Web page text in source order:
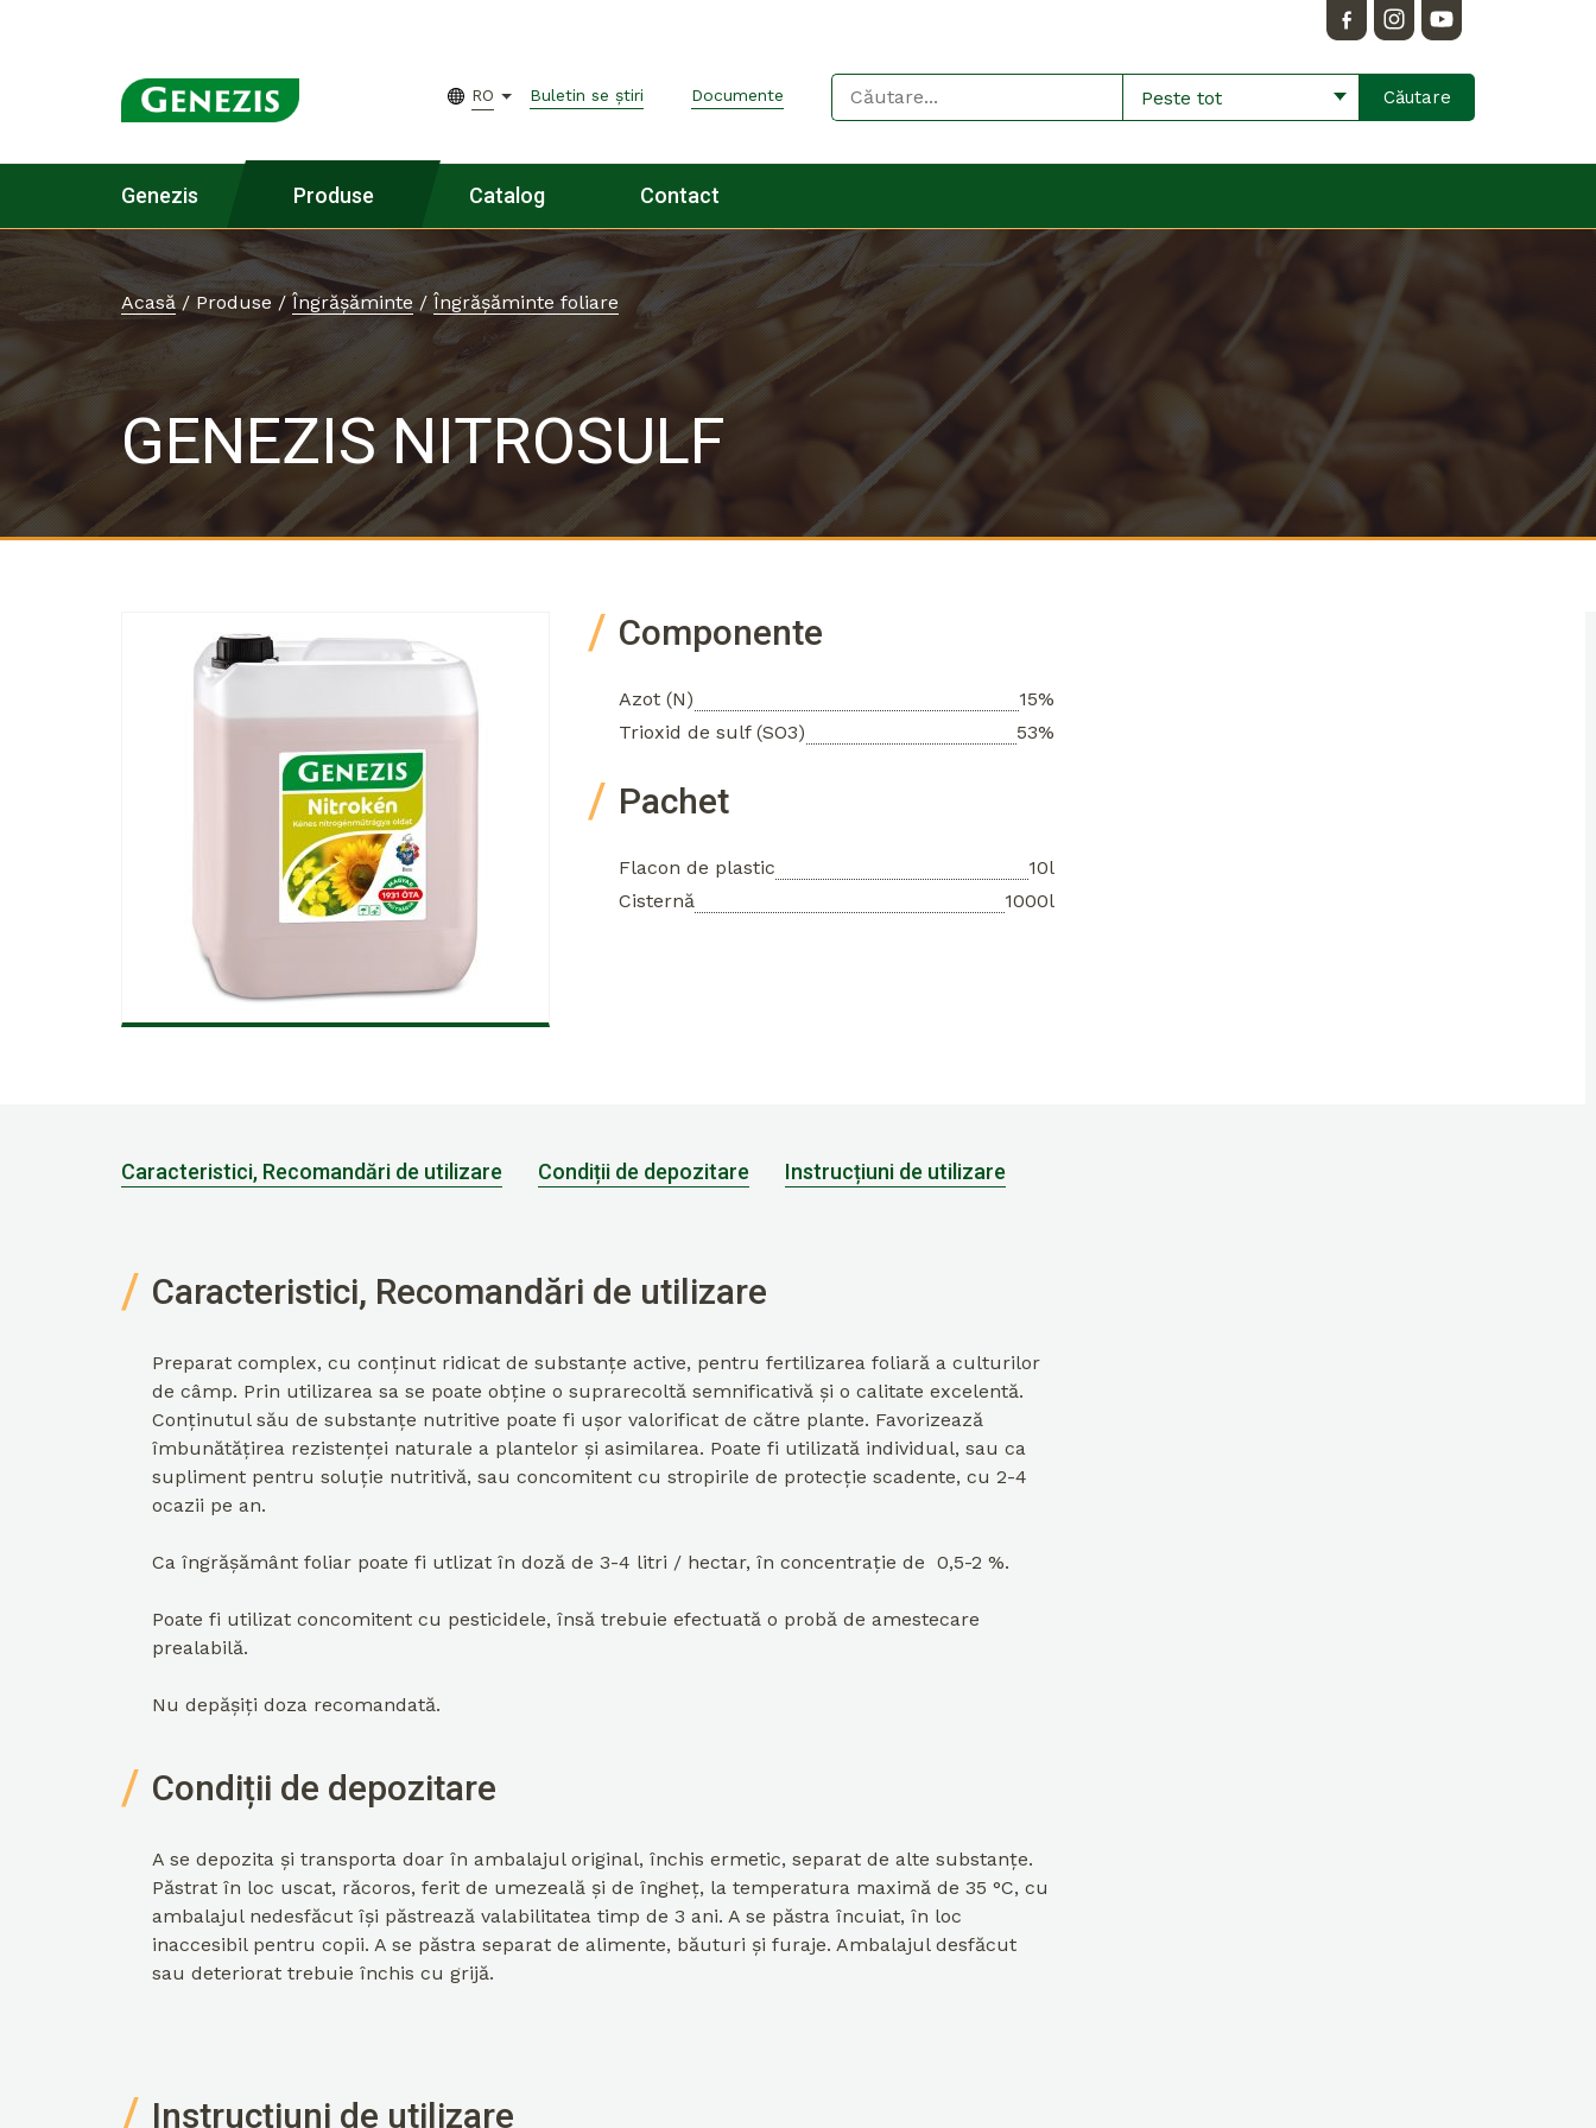
RO Buletin se știri Documente Peste tot
Genezis Produse Catalog Contact
Acasă/ Produse/Îngrășăminte / Îngrășăminte foliare
GENEZIS NITROSULF
Componente
Azot (N)
15%
Trioxid de sulf (SO3)
53%
Pachet
Flacon de plastic
10l
Cisternă
1000l
Caracteristici, Recomandări de utilizare Condiții de depozitare Instrucțiuni de utilizare
Caracteristici, Recomandări de utilizare
Preparat complex, cu conținut ridicat de substanțe active, pentru fertilizarea foliară a culturilor
de câmp. Prin utilizarea sa se poate obține o suprarecoltă semnificativă și o calitate excelentă.
Conținutul său de substanțe nutritive poate fi ușor valorificat de către plante. Favorizează
îmbunătățirea rezistenței naturale a plantelor și asimilarea. Poate fi utilizată individual, sau ca
supliment pentru soluție nutritivă, sau concomitent cu stropirile de protecție scadente, cu 2-4
ocazii pe an.
Ca îngrășământ foliar poate fi utlizat în doză de 3-4 litri / hectar, în concentrație de 0,5-2 %.
Poate fi utilizat concomitent cu pesticidele, însă trebuie efectuată o probă de amestecare
prealabilă.
Nu depășiți doza recomandată.
Condiții de depozitare
A se depozita și transporta doar în ambalajul original, închis ermetic, separat de alte substanțe.
Păstrat în loc uscat, răcoros, ferit de umezeală și de îngheț, la temperatura maximă de 35 °C, cu
ambalajul nedesfăcut își păstrează valabilitatea timp de 3 ani. A se păstra încuiat, în loc
inaccesibil pentru copii. A se păstra separat de alimente, băuturi și furaje. Ambalajul desfăcut
sau deteriorat trebuie închis cu grijă.
Instrucțiuni de utilizare